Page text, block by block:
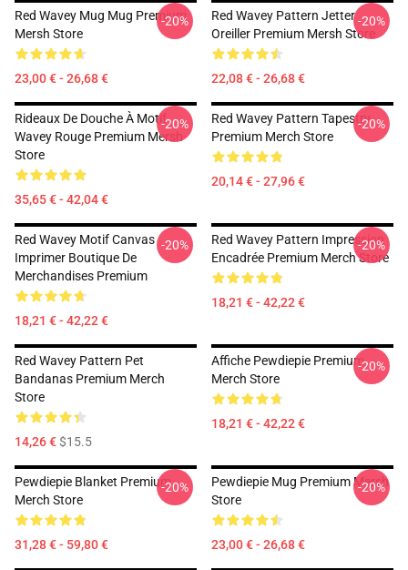
Red Wavey Mug Mug Premium
Mersh Store
23,00 € - 26,68 €
-20%
Red Wavey Pattern Jetter
Oreiller Premium Mersh Store
22,08 € - 26,68 €
-20%
Rideaux De Douche À Motif
Wavey Rouge Premium Mersh
Store
35,65 € - 42,04 €
-20%
Red Wavey Pattern Tapestry
Premium Merch Store
20,14 € - 27,96 €
-20%
Red Wavey Motif Canvas
Imprimer Boutique De
Merchandises Premium
18,21 € - 42,22 €
-20%
Red Wavey Pattern Impression
Encadrée Premium Merch Store
18,21 € - 42,22 €
-20%
Red Wavey Pattern Pet
Bandanas Premium Merch
Store
14,26 €$15.5
Affiche Pewdiepie Premium
Merch Store
18,21 € - 42,22 €
-20%
Pewdiepie Blanket Premium
Merch Store
31,28 € - 59,80 €
-20%
Pewdiepie Mug Premium Mersh
Store
23,00 € - 26,68 €
-20%